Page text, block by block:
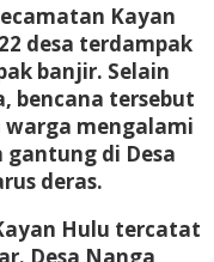
Kayan
desa terdampak
banjir. Selain
bencana tersebut
warga mengalami
di Desa
deras.
Hulu tercatat
Desa Nanga